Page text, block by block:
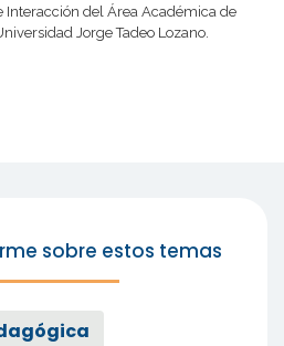
Interacción del Área Académica de
Jorge Tadeo Lozano.
sobre estos temas